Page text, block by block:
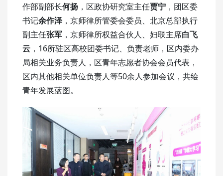
作部副部长何扬 ，区政协研究室主任贾宁 ，团区委
书记余作泽，京师律所管委会委员、北京总部执行
副主任张军 ，京师律所权益合伙人、妇联主席白飞
云 ，16所驻区高校团委书记、负责老师，区内委办
局相关业务负责人，区青年志愿者协会会员代表，
区内其他相关单位负责人等50余人参加会议，共绘
青年发展蓝图。